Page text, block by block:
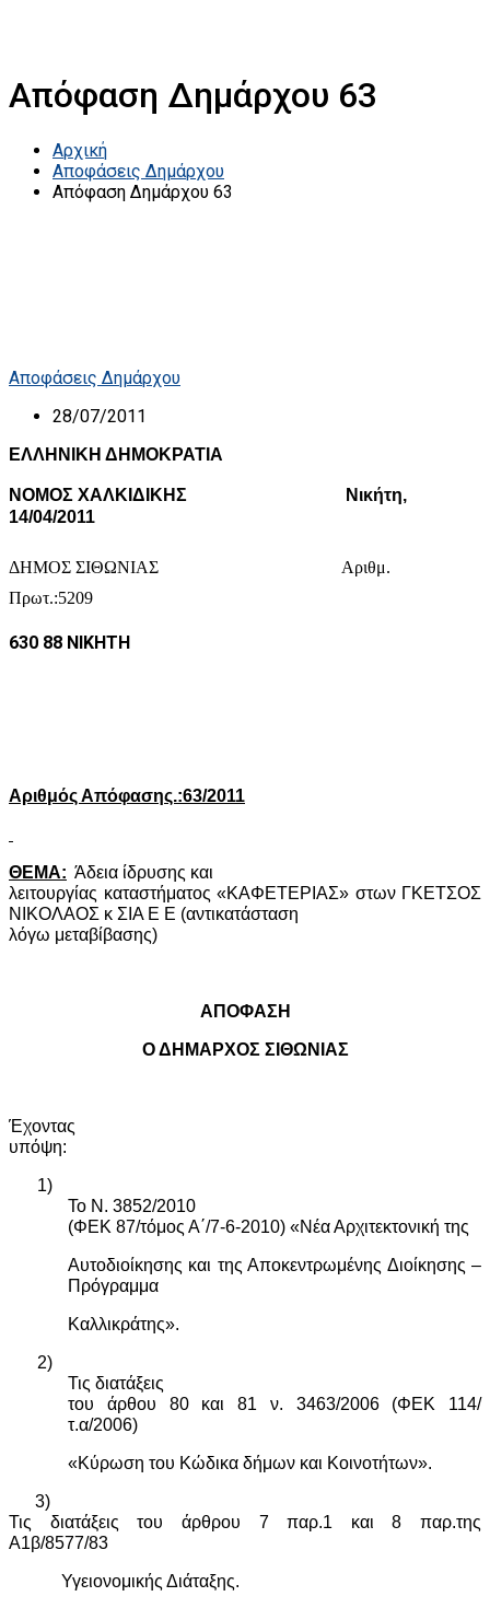
Απόφαση Δημάρχου 63
Αρχική
Αποφάσεις Δημάρχου
Απόφαση Δημάρχου 63
Αποφάσεις Δημάρχου
28/07/2011
ΕΛΛΗΝΙΚΗ ΔΗΜΟΚΡΑΤΙΑ
ΝΟΜΟΣ ΧΑΛΚΙΔΙΚΗΣ
Νικήτη,
14/04/2011
ΔΗΜΟΣ ΣΙΘΩΝΙΑΣ
Αριθμ.
Πρωτ.:5209
630 88 ΝΙΚΗΤΗ
Αριθμός Απόφασης.:63/2011
ΘΕΜΑ: Άδεια ίδρυσης και
λειτουργίας καταστήματος «ΚΑΦΕΤΕΡΙΑΣ» στων ΓΚΕΤΣΟΣ
ΝΙΚΟΛΑΟΣ κ ΣΙΑ Ε Ε (αντικατάσταση
λόγω μεταβίβασης)
ΑΠΟΦΑΣΗ
Ο ΔΗΜΑΡΧΟΣ ΣΙΘΩΝΙΑΣ
Έχοντας
υπόψη:
1)
Το Ν. 3852/2010
(ΦΕΚ 87/τόμος Α΄/7-6-2010) «Νέα Αρχιτεκτονική της
Αυτοδιοίκησης και της Αποκεντρωμένης Διοίκησης –
Πρόγραμμα
Καλλικράτης».
2)
Τις διατάξεις
του άρθου 80 και 81 ν. 3463/2006 (ΦΕΚ 114/
τ.α/2006)
«Κύρωση του Κώδικα δήμων και Κοινοτήτων».
3)
Τις διατάξεις του άρθρου 7 παρ.1 και 8 παρ.της
Α1β/8577/83
Υγειονομικής Διάταξης.